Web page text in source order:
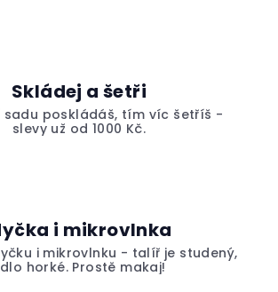
Skládej a šetři
sadu poskládáš, tím víc šetříš -
slevy už od 1000 Kč.
i mikrovlnka
i mikrovlnku - talíř je studený,
horké. Prostě makaj!